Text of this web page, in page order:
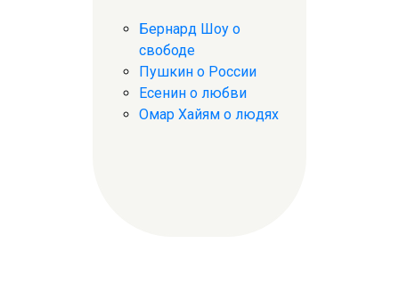
Бернард Шоу о
свободе
Пушкин о России
Есенин о любви
Омар Хайям о людях